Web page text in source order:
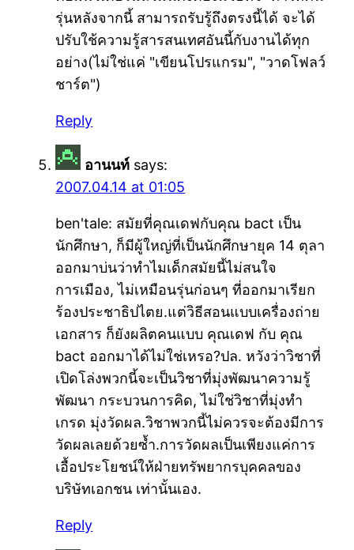
รุ่นหลังจากนี้ สามารถรับรู้ถึงตรงนี้ได้ จะได้
ปรับใช้ความรู้สารสนเทศอันนี้กับงานได้ทุก
อย่าง(ไม่ใช่แค่ "เขียนโปรแกรม", "วาดโฟลว์
ชาร์ต")
Reply
อานนท์ says:
2007.04.14 at 01:05
ben'tale: สมัยที่คุณเดฟกับคุณ bact เป็น
นักศึกษา, ก็มีผู้ใหญ่ที่เป็นนักศึกษายุค 14 ตุลา
ออกมาบ่นว่าทำไมเด็กสมัยนี้ไม่สนใจ
การเมือง, ไม่เหมือนรุ่นก่อนๆ ที่ออกมาเรียก
ร้องประชาธิปไตย.แต่วิธีสอนแบบเครื่องถ่าย
เอกสาร ก็ยังผลิตคนแบบ คุณเดฟ กับ คุณ
bact ออกมาได้ไม่ใช่เหรอ?ปล. หวังว่าวิชาที่
เปิดโล่งพวกนี้จะเป็นวิชาที่มุ่งพัฒนาความรู้
พัฒนา กระบวนการคิด, ไม่ใช่วิชาที่มุ่งทำ
เกรด มุ่งวัดผล.วิชาพวกนี้ไม่ควรจะต้องมีการ
วัดผลเลยด้วยซ้ำ.การวัดผลเป็นเพียงแค่การ
เอื้อประโยชน์ให้ฝ่ายทรัพยากรบุคคลของ
บริษัทเอกชน เท่านั้นเอง.
Reply